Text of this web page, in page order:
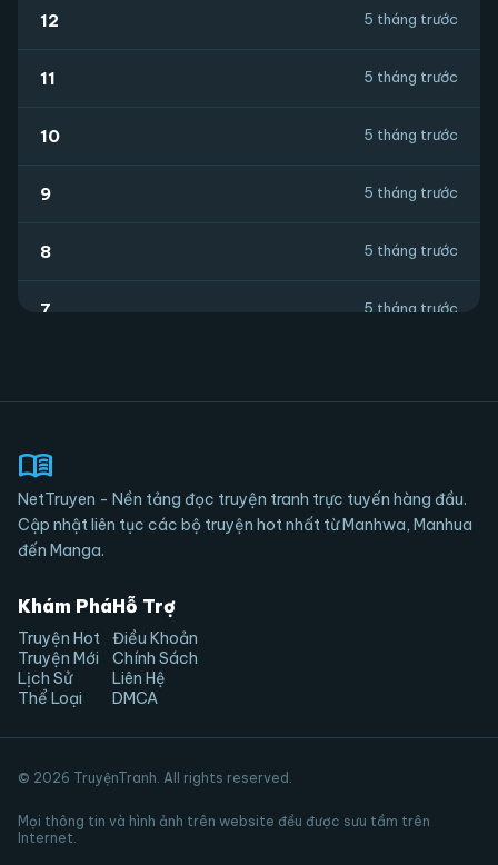
12 5 tháng trước
11 5 tháng trước
10 5 tháng trước
9 5 tháng trước
8 5 tháng trước
7 5 tháng trước
4
3
2
1
menu_book
NetTruyen - Nền tảng đọc truyện tranh trực tuyến hàng đầu.
Cập nhật liên tục các bộ truyện hot nhất từ Manhwa, Manhua
đến Manga.
Khám Phá
Truyện Hot
Truyện Mới
Lịch Sử
Thể Loại
Hỗ Trợ
Điều Khoản
Chính Sách
Liên Hệ
DMCA
© 2026 TruyệnTranh. All rights reserved.
Mọi thông tin và hình ảnh trên website đều được sưu tầm trên
Internet.